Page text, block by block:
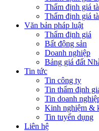
Thẩm định giá
Thẩm định giá
Văn bản pháp luật
Thẩm định giá
Bất động sản
Doanh nghiệp
Bảng giá đất
Tin tức
Tin công ty
Tin thẩm định
Tin doanh
Kinh nghiệm &
Tin tuyển dụng
Liên hệ